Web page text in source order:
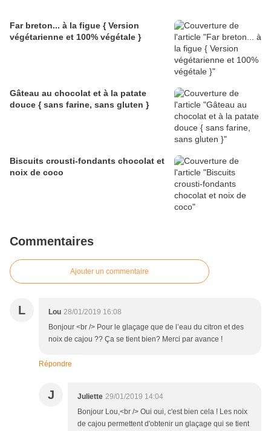
Far breton... à la figue { Version
végétarienne et 100% végétale }
Gâteau au chocolat et à la patate
douce { sans farine, sans gluten }
Biscuits crousti-fondants chocolat et
noix de coco
Commentaires
Ajouter un commentaire
L Lou 28/01/2019 16:08
Bonjour <br /> Pour le glaçage que de l’eau du citron et des
noix de cajou ?? Ça se tient bien? Merci par avance !
Répondre
J Juliette 29/01/2019 14:04
Bonjour Lou,<br /> Oui oui, c'est bien cela ! Les noix
de cajou permettent d'obtenir un glaçage qui se tient